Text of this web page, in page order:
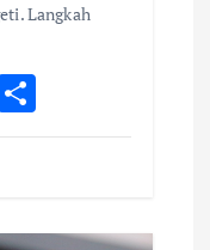
Langkah
S
h